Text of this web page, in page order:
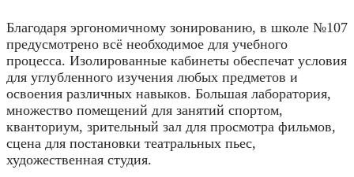
Благодаря эргономичному зонированию, в школе №107
предусмотрено всё необходимое для учебного
процесса. Изолированные кабинеты обеспечат условия
для углубленного изучения любых предметов и
освоения различных навыков. Большая лаборатория,
множество помещений для занятий спортом,
кванториум, зрительный зал для просмотра фильмов,
сцена для постановки театральных пьес,
художественная студия.